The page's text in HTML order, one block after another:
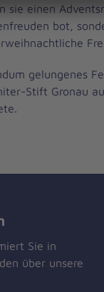
sie einen
bot,
gelungenes
Stift Gronau
Sie in
über unsere